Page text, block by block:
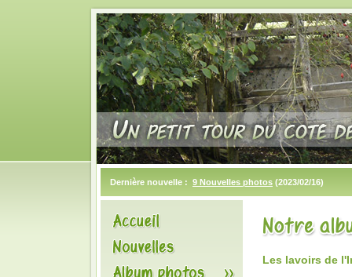
Dernière nouvelle : 9 Nouvelles photos (2023/02/16)
Les lavoirs de